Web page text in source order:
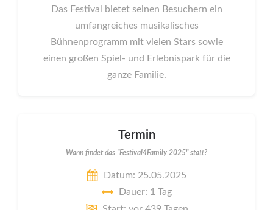
Das Festival bietet seinen Besuchern ein
umfangreiches musikalisches
Bühnenprogramm mit vielen Stars sowie
einen großen Spiel- und Erlebnispark für die
ganze Familie.
Termin
Wann findet das "Festival4Family 2025" statt?
Datum: 25.05.2025
Dauer: 1 Tag